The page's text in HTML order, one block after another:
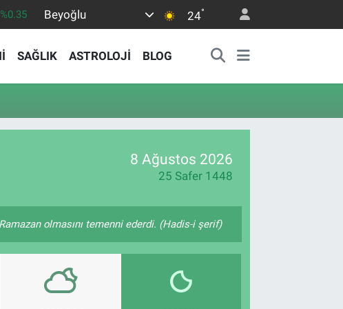
%0.35
%0.32
Beyoğlu 24°
SAĞLIK ASTROLOJİ BLOG
8 Ağustos 2026
25 Safer 1448
olmasını temenni ederdi. (Hadis-i şerif)